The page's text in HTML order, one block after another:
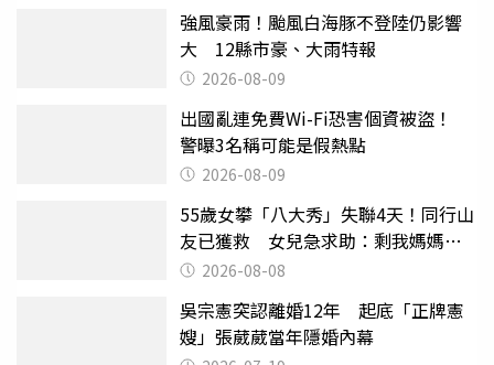
強風豪雨！颱風白海豚不登陸仍影響
大 12縣市豪、大雨特報
2026-08-09
出國亂連免費Wi-Fi恐害個資被盜！
警曝3名稱可能是假熱點
2026-08-09
55歲女攀「八大秀」失聯4天！同行山
友已獲救 女兒急求助：剩我媽媽還
沒找到
2026-08-08
吳宗憲突認離婚12年 起底「正牌憲
嫂」張葳葳當年隱婚內幕